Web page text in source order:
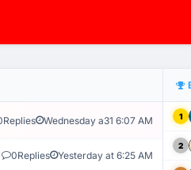
HỆ THỐNG GIÁM SÁT TỰ
Replies Wednesday a31 6:07 AM
0Replies Yesterday at 6:25 AM
1
2